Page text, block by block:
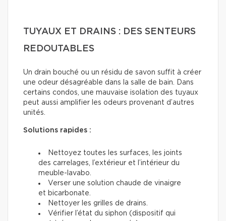
TUYAUX ET DRAINS : DES SENTEURS
REDOUTABLES
Un drain bouché ou un résidu de savon suffit à créer
une odeur désagréable dans la salle de bain. Dans
certains condos, une mauvaise isolation des tuyaux
peut aussi amplifier les odeurs provenant d’autres
unités.
Solutions rapides :
Nettoyez toutes les surfaces, les joints
des carrelages, l’extérieur et l’intérieur du
meuble-lavabo.
Verser une solution chaude de vinaigre
et bicarbonate.
Nettoyer les grilles de drains.
Vérifier l’état du siphon (dispositif qui